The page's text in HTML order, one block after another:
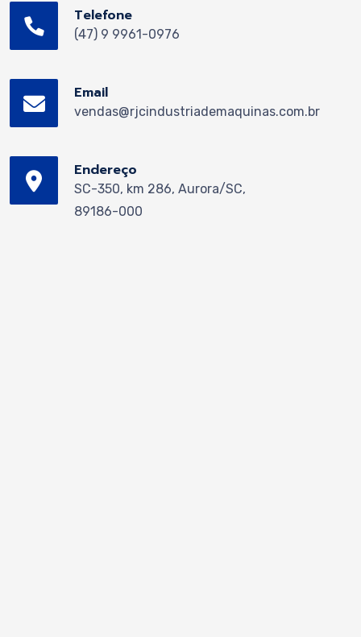
Telefone
(47) 9 9961-0976
Email
vendas@rjcindustriademaquinas.com.br
Endereço
SC-350, km 286, Aurora/SC,
89186-000